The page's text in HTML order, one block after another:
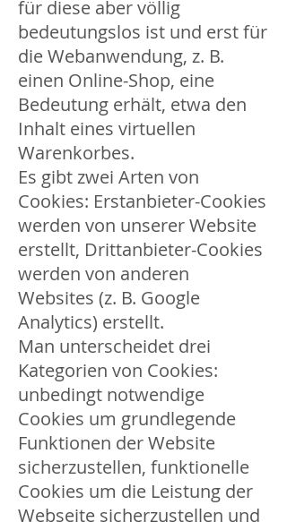
für diese aber völlig
bedeutungslos ist und erst für
die Webanwendung, z. B.
einen Online-Shop, eine
Bedeutung erhält, etwa den
Inhalt eines virtuellen
Warenkorbes.
Es gibt zwei Arten von
Cookies: Erstanbieter-Cookies
werden von unserer Website
erstellt, Drittanbieter-Cookies
werden von anderen
Websites (z. B. Google
Analytics) erstellt.
Man unterscheidet drei
Kategorien von Cookies:
unbedingt notwendige
Cookies um grundlegende
Funktionen der Website
sicherzustellen, funktionelle
Cookies um die Leistung der
Webseite sicherzustellen und